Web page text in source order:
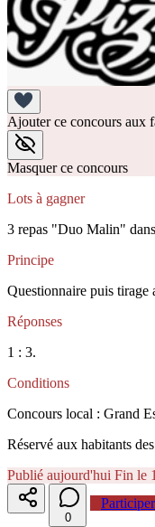
Ajouter ce concours aux
Masquer ce concours
Lots à gagner
3 repas "Duo Malin"
Principe
Questionnaire puis tirage
Réponses
1 : 3.
Conditions
Concours local : Grand
Réservé aux habitants
Publié aujourd'hui Fin le
0
Participer